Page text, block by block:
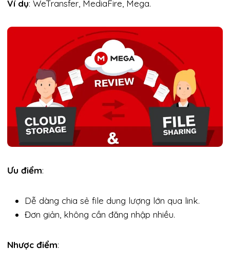
Ví dụ: WeTransfer, MediaFire, Mega.
Ưu điểm:
Dễ dàng chia sẻ file dung lượng lớn qua link.
Đơn giản, không cần đăng nhập nhiều.
Nhược điểm: